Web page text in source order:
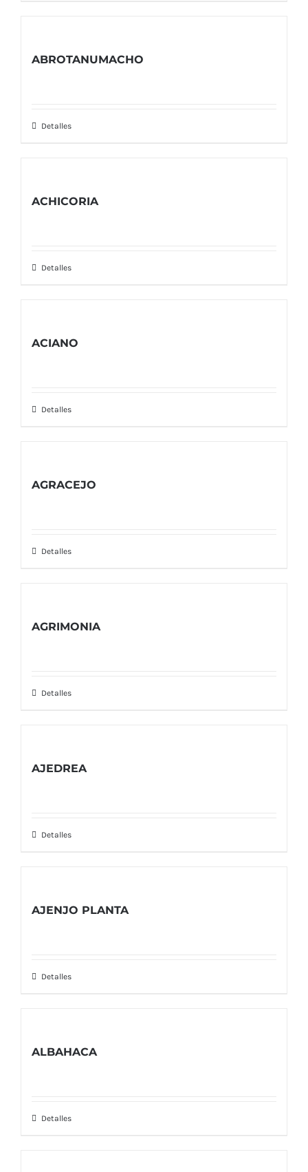
ABROTANUMACHO
Detalles
ACHICORIA
Detalles
ACIANO
Detalles
AGRACEJO
Detalles
AGRIMONIA
Detalles
AJEDREA
Detalles
AJENJO PLANTA
Detalles
ALBAHACA
Detalles